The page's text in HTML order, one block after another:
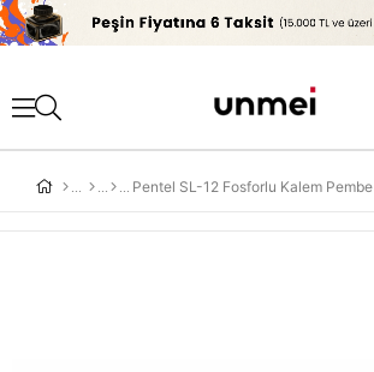
'
Pentel SL-12 Fosforlu Kalem Pembe